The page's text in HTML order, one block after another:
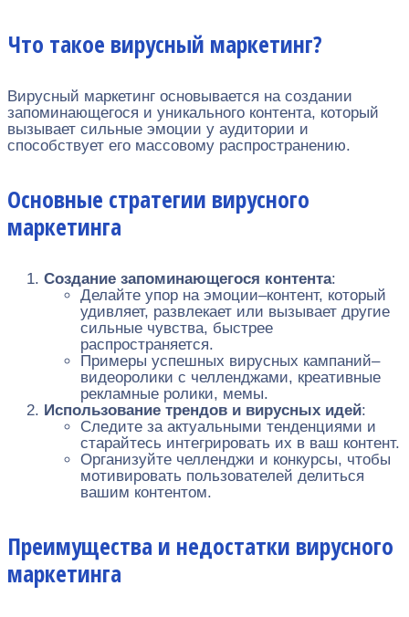
Что такое вирусный маркетинг?
Вирусный маркетинг основывается на создании
запоминающегося и уникального контента, который
вызывает сильные эмоции у аудитории и
способствует его массовому распространению.
Основные стратегии вирусного
маркетинга
Создание запоминающегося контента:
Делайте упор на эмоции–контент, который
удивляет, развлекает или вызывает другие
сильные чувства, быстрее
распространяется.
Примеры успешных вирусных кампаний–
видеоролики с челленджами, креативные
рекламные ролики, мемы.
Использование трендов и вирусных идей:
Следите за актуальными тенденциями и
старайтесь интегрировать их в ваш контент.
Организуйте челленджи и конкурсы, чтобы
мотивировать пользователей делиться
вашим контентом.
Преимущества и недостатки вирусного
маркетинга